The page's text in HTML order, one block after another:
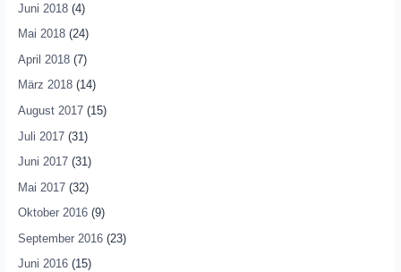
Juni 2018(4)
Mai 2018(24)
April 2018(7)
März 2018(14)
August 2017(15)
Juli 2017(31)
Juni 2017(31)
Mai 2017(32)
Oktober 2016(9)
September 2016(23)
Juni 2016(15)